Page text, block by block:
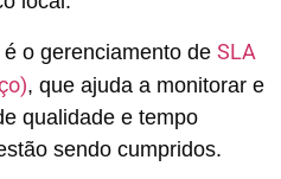
o gerenciamento de SLA
, que ajuda a monitorar e
qualidade e tempo
sendo cumpridos.